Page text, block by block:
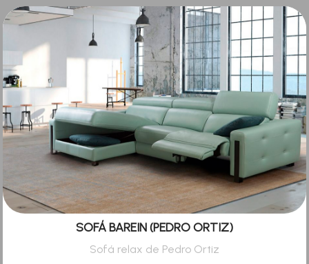
SOFÁ BAREIN (PEDRO ORTIZ)
Sofá relax de Pedro Ortiz